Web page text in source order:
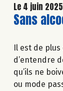
Le 4 juin 2025
Lire la
Sans
Il est de
d’entendre
qu’ils ne
ou mode